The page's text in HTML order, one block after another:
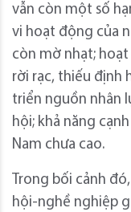
vẫn còn một số
vi hoạt động của
còn mờ nhạt;
rời rạc, thiếu định
triển nguồn nhân
hội; khả năng
Nam chưa cao.
Trong bối cảnh
hội-nghề nghiệp